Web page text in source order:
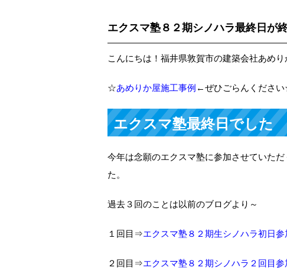
エクスマ塾８２期シノハラ最終日が
こんにちは！福井県敦賀市の建築会社あめ
☆あめりか屋施工事例 ←ぜひごらんくださ
エクスマ塾最終日でした
今年は念願のエクスマ塾に参加させていた
た。
過去３回のことは以前のブログより～
１回目⇒エクスマ塾８２期生シノハラ初日参
２回目⇒エクスマ塾８２期シノハラ２回目参